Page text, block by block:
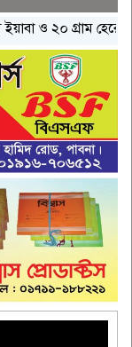
ও ২০ গ্রাম হেরোইনসহ